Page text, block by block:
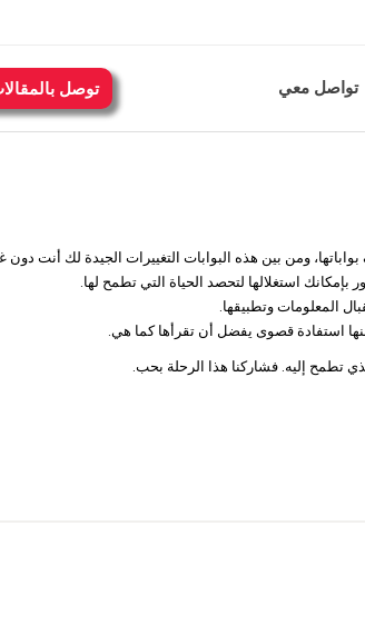
تواصل معي توصل
ومن بين هذه البوابات التغييرات الجيدة لك أنت دون
استغلالها لتحصد الحياة التي تطمح لها.
المعلومات وتطبيقها.
استفادة قصوى يفضل أن تقرأها كما هي.
تطمح إليه. فشاركنا هذا الرحلة بحب.